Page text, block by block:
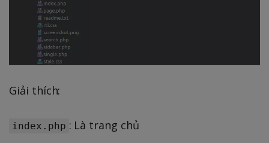
Giải thích:
index.php : Là trang chủ